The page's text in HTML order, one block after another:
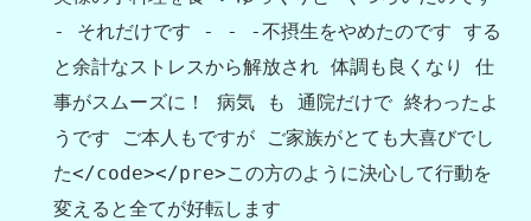
- それだけです - - -不摂生をやめたのです する
と余計なストレスから解放され 体調も良くなり 仕
事がスムーズに！ 病気 も 通院だけで 終わったよ
うです ご本人もですが ご家族がとても大喜びでし
た</code></pre>この方のように決心して行動を
変えると全てが好転します